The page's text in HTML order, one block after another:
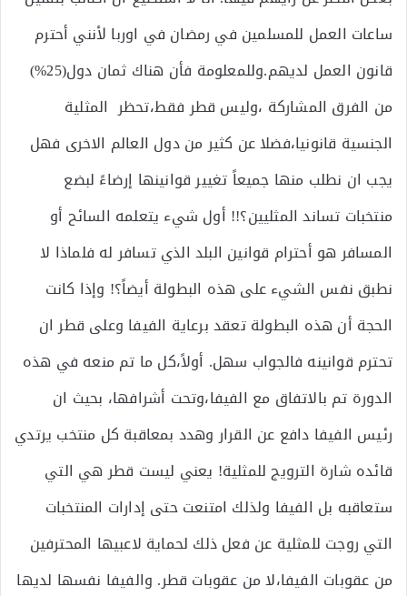
ساعات العمل للمسلمين في رمضان في اوربا لأنني أحترم
قانون العمل لديهم.وللمعلومة فأن هناك ثمان دول(25%)
من الفرق المشاركة ،وليس قطر فقط،تحظر المثلية
الجنسية قانونيا،فضلا عن كثير من دول العالم الاخرى فهل
يجب ان نطلب منها جميعاً تغيير قوانينها إرضاءً لبضع
منتخبات تساند المثليين؟!! أول شيء يتعلمه السائح أو
المسافر هو أحترام قوانين البلد الذي تسافر له فلماذا لا
نطبق نفس الشيء على هذه البطولة أيضاً؟! وإذا كانت
الحجة أن هذه البطولة تعقد برعاية الفيفا وعلى قطر ان
تحترم قوانينه فالجواب سهل. أولاً،كل ما تم منعه في هذه
الدورة تم بالاتفاق مع الفيفا،وتحت أشرافها، بحيث ان
رئيس الفيفا دافع عن القرار وهدد بمعاقبة كل منتخب يرتدي
قائده شارة الترويج للمثلية! يعني ليست قطر هي التي
ستعاقبه بل الفيفا ولذلك امتنعت حتى إدارات المنتخبات
التي روجت للمثلية عن فعل ذلك لحماية لاعبيها المحترفين
من عقوبات الفيفا،لا من عقوبات قطر. والفيفا نفسها لديها